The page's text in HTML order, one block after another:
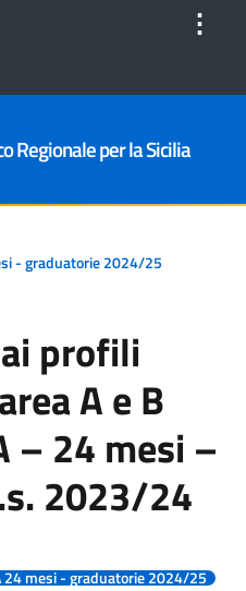
⋮
Regionale per la Sicilia
- graduatorie 2024/25
profili
A e B
– 24 mesi –
2023/24
24 mesi - graduatorie 2024/25